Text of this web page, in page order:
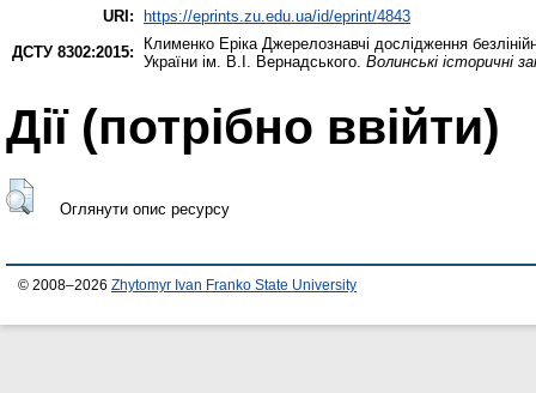
URI: https://eprints.zu.edu.ua/id/eprint/4843
ДСТУ 8302:2015:
Клименко Еріка Джерелознавчі дослідження
України ім. В.І. Вернадського. Волинські історичні
Дії ​​(потрібно ввійти)
Оглянути опис ресурсу
© 2008–2026 Zhytomyr Ivan Franko State University